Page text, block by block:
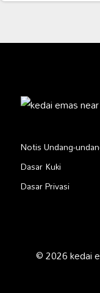
Notis Undang-
Dasar Kuki
Dasar Privasi
© 2026 kedai